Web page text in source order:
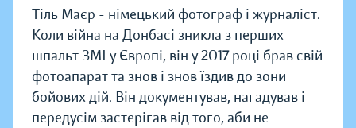
Тіль Маєр - німецький фотограф і журналіст.
Коли війна на Донбасі зникла з перших
шпальт ЗМІ у Європі, він у 2017 році брав свій
фотоапарат та знов і знов їздив до зони
бойових дій. Він документував, нагадував і
передусім застерігав від того, аби не